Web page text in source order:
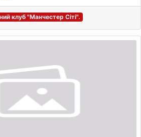
клуб "Манчестер Сіті".